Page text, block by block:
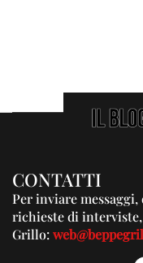
CONTATTI
Per inviare
richieste di interviste,
Grillo: